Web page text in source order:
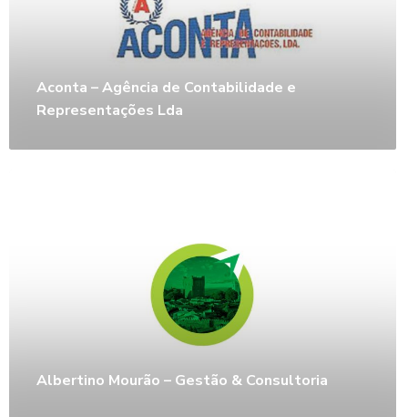
Aconta – Agência de Contabilidade e
Representações Lda
Albertino Mourão – Gestão & Consultoria